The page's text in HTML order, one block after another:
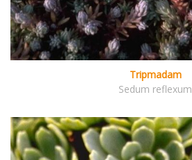
Tripmadam
Sedum reflexum